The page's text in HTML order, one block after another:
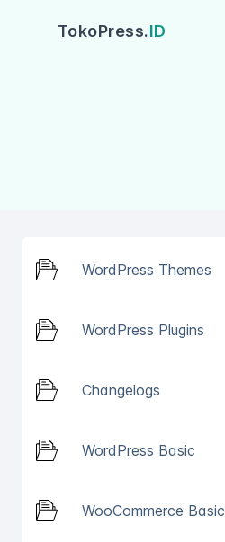
WordPress Themes
WordPress Plugins
Changelogs
WordPress Basic
WooCommerce Basic
TokoPress.ID